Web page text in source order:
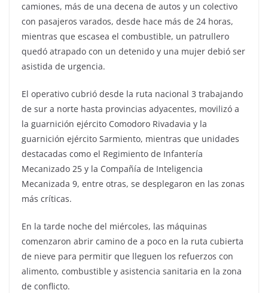
camiones, más de una decena de autos y un colectivo
con pasajeros varados, desde hace más de 24 horas,
mientras que escasea el combustible, un patrullero
quedó atrapado con un detenido y una mujer debió ser
asistida de urgencia.
El operativo cubrió desde la ruta nacional 3 trabajando
de sur a norte hasta provincias adyacentes, movilizó a
la guarnición ejército Comodoro Rivadavia y la
guarnición ejército Sarmiento, mientras que unidades
destacadas como el Regimiento de Infantería
Mecanizado 25 y la Compañía de Inteligencia
Mecanizada 9, entre otras, se desplegaron en las zonas
más críticas.
En la tarde noche del miércoles, las máquinas
comenzaron abrir camino de a poco en la ruta cubierta
de nieve para permitir que lleguen los refuerzos con
alimento, combustible y asistencia sanitaria en la zona
de conflicto.